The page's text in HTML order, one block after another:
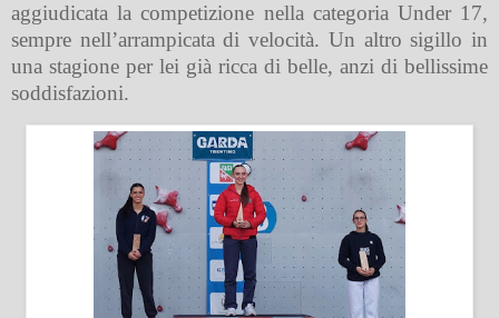
aggiudicata la competizione nella categoria Under 17,
sempre nell’arrampicata di velocità. Un altro sigillo in
una stagione per lei già ricca di belle, anzi di bellissime
soddisfazioni.